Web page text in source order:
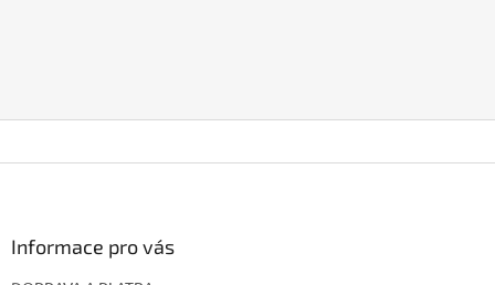
Informace pro vás